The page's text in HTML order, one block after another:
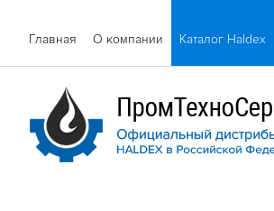
Главная О компании Каталог Haldex